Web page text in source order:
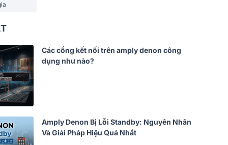
Các cổng kết nối trên amply denon công
dụng như nào?
Amply Denon Bị Lỗi Standby: Nguyên Nhân
Và Giải Pháp Hiệu Quả Nhất